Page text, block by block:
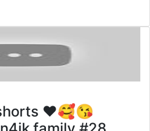
❤️🥰😘